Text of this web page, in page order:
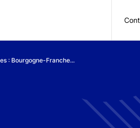
: Bourgogne-Franche...